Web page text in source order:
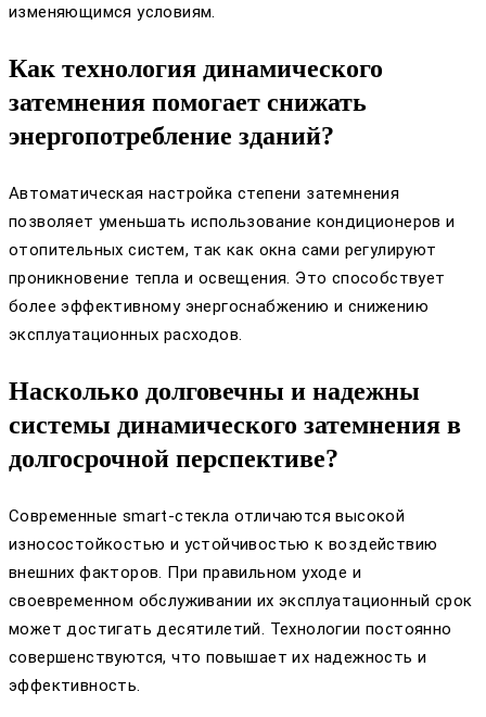
изменяющимся условиям.
Как технология динамического
затемнения помогает снижать
энергопотребление зданий?
Автоматическая настройка степени затемнения
позволяет уменьшать использование кондиционеров и
отопительных систем, так как окна сами регулируют
проникновение тепла и освещения. Это способствует
более эффективному энергоснабжению и снижению
эксплуатационных расходов.
Насколько долговечны и надежны
системы динамического затемнения в
долгосрочной перспективе?
Современные smart-стекла отличаются высокой
износостойкостью и устойчивостью к воздействию
внешних факторов. При правильном уходе и
своевременном обслуживании их эксплуатационный срок
может достигать десятилетий. Технологии постоянно
совершенствуются, что повышает их надежность и
эффективность.